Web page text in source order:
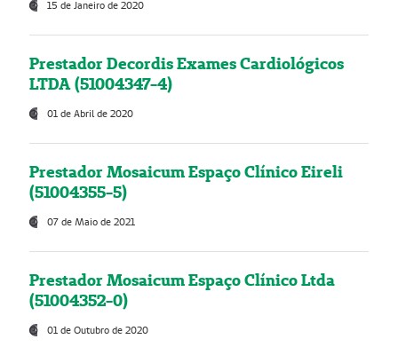
15 de Janeiro de 2020
Prestador Decordis Exames Cardiológicos
LTDA (51004347-4)
01 de Abril de 2020
Prestador Mosaicum Espaço Clínico Eireli
(51004355-5)
07 de Maio de 2021
Prestador Mosaicum Espaço Clínico Ltda
(51004352-0)
01 de Outubro de 2020